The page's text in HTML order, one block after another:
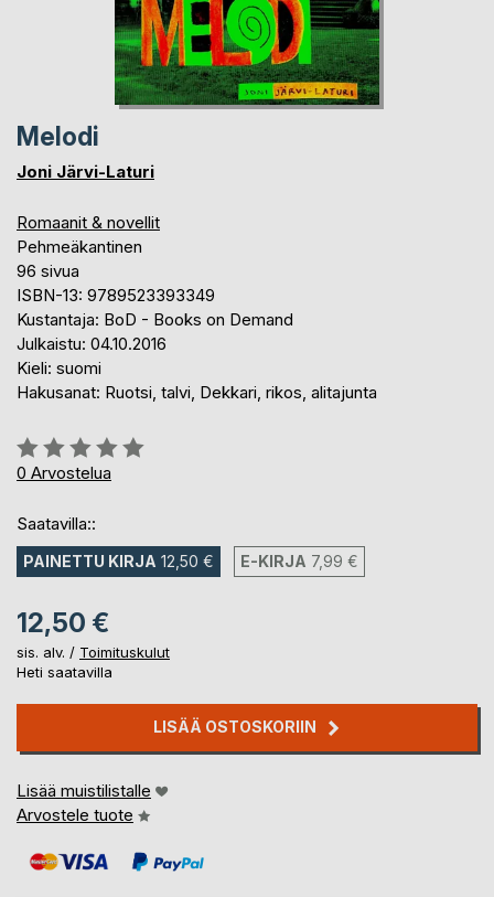
Melodi
Joni Järvi-Laturi
Romaanit & novellit
Pehmeäkantinen
96 sivua
ISBN-13: 9789523393349
Kustantaja: BoD - Books on Demand
Julkaistu: 04.10.2016
Kieli: suomi
Hakusanat: Ruotsi, talvi, Dekkari, rikos, alitajunta
Arvostelu::
0%
0 Arvostelua
Saatavilla::
PAINETTU KIRJA 12,50 € E-KIRJA 7,99 €
12,50 €
sis. alv. / Toimituskulut
Heti saatavilla
LISÄÄ OSTOSKORIIN
Lisää muistilistalle
Arvostele tuote